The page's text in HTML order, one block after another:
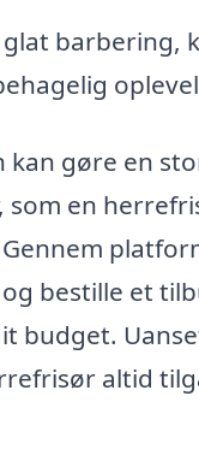
barbering,
gøre en
som en
bestille et
budget.
altid